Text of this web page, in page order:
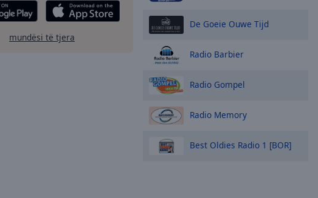
mundësi të tjera
De Goeie Ouwe Tijd
Radio Barbier
Radio Gompel
Radio Memory
Best Oldies Radio 1 [BOR]